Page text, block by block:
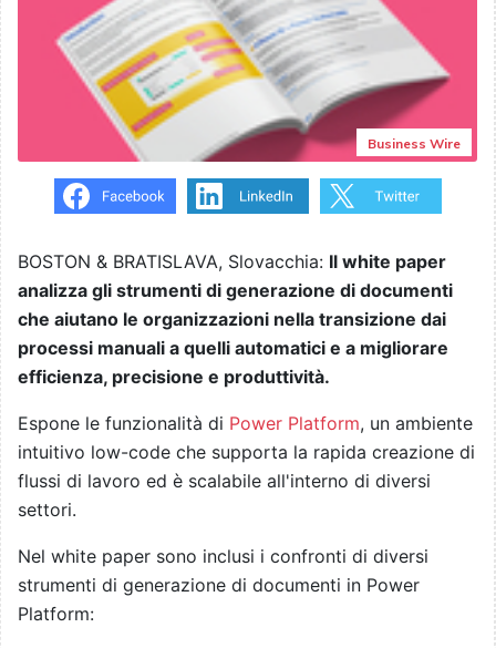
Business Wire
BOSTON & BRATISLAVA, Slovacchia: Il white paper
analizza gli strumenti di generazione di documenti
che aiutano le organizzazioni nella transizione dai
processi manuali a quelli automatici e a migliorare
efficienza, precisione e produttività.
Espone le funzionalità di Power Platform, un ambiente
intuitivo low-code che supporta la rapida creazione di
flussi di lavoro ed è scalabile all'interno di diversi
settori.
Nel white paper sono inclusi i confronti di diversi
strumenti di generazione di documenti in Power
Platform: